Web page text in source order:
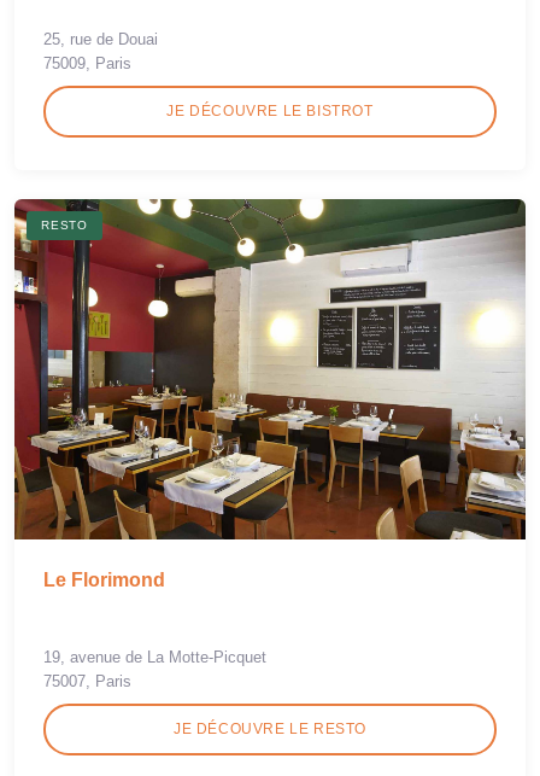
25, rue de Douai
75009, Paris
JE DÉCOUVRE LE BISTROT
RESTO
Le Florimond
19, avenue de La Motte-Picquet
75007, Paris
JE DÉCOUVRE LE RESTO